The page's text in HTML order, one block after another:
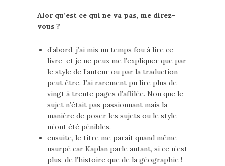
Alor qu’est ce qui ne va pas, me direz-
vous ?
d’abord, j’ai mis un temps fou à lire ce
livre et je ne peux me l’expliquer que par
le style de l’auteur ou par la traduction
peut être. J’ai rarement pu lire plus de
vingt à trente pages d’affilée. Non que le
sujet n’était pas passionnant mais la
manière de poser les sujets ou le style
m’ont été pénibles.
ensuite, le titre me paraît quand même
usurpé car Kaplan parle autant, si ce n’est
plus, de l’histoire que de la géographie !